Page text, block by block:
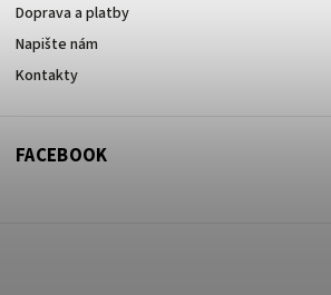
Doprava a platby
Napište nám
Kontakty
FACEBOOK